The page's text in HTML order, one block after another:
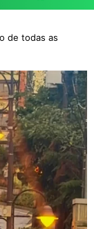
de todas as